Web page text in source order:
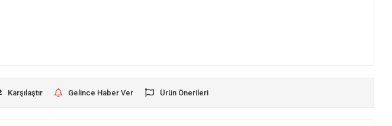
Karşılaştır Gelince Haber Ver Ürün Önerileri